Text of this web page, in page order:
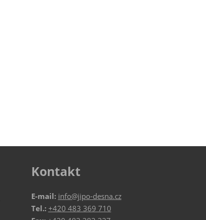
Kontakt
E-mail: info@jipo-desna.cz
Tel.: +420 483 369 710